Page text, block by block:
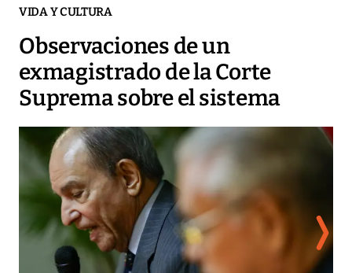
VIDA Y CULTURA
Observaciones de un
exmagistrado de la Corte
Suprema sobre el sistema